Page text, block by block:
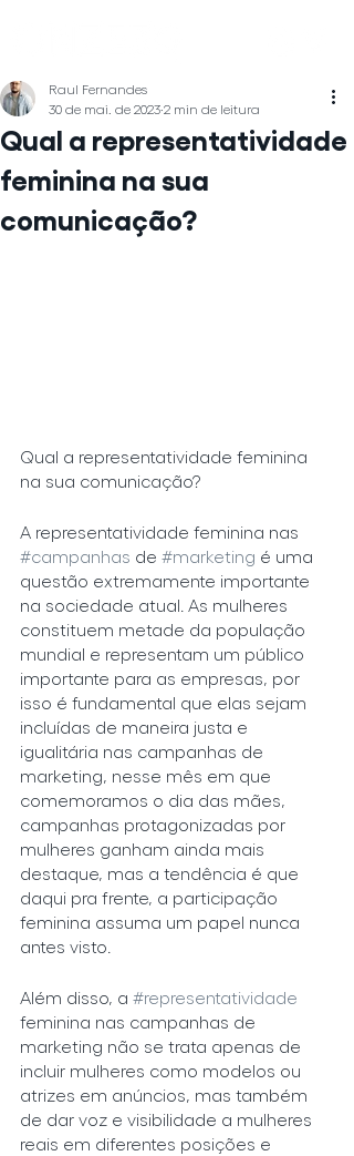
Qual a representatividade
feminina na sua
comunicação?
Raul Fernandes
30 de mai. de 2023 2 min de leitura
Qual a representatividade feminina
na sua comunicação?
A representatividade feminina nas
#campanhas de #marketing é uma
questão extremamente importante
na sociedade atual. As mulheres
constituem metade da população
mundial e representam um público
importante para as empresas, por
isso é fundamental que elas sejam
incluídas de maneira justa e
igualitária nas campanhas de
marketing, nesse mês em que
comemoramos o dia das mães,
campanhas protagonizadas por
mulheres ganham ainda mais
destaque, mas a tendência é que
daqui pra frente, a participação
feminina assuma um papel nunca
antes visto.
Além disso, a #representatividade
feminina nas campanhas de
marketing não se trata apenas de
incluir mulheres como modelos ou
atrizes em anúncios, mas também
de dar voz e visibilidade a mulheres
reais em diferentes posições e